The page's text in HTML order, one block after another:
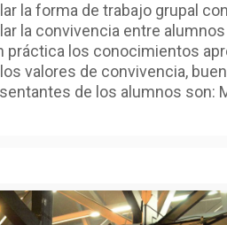
la forma de trabajo grupal
la convivencia entre
práctica los conocimientos
valores de convivencia,
de los alumnos son: